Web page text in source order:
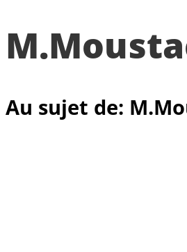
Au sujet de: